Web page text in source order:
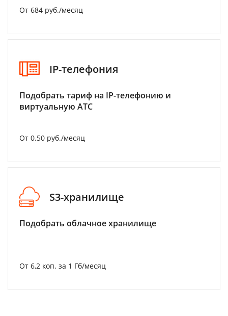
От 684 руб./месяц
IP-телефония
Подобрать тариф на IP-телефонию и
виртуальную АТС
От 0.50 руб./месяц
S3-хранилище
Подобрать облачное хранилище
От 6,2 коп. за 1 Гб/месяц